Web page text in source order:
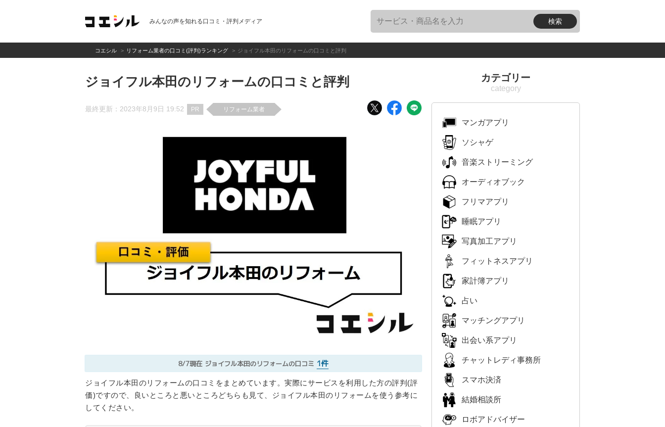
みんなの声を知れる口コミ・評判メディア
コエシル リフォーム業者の口コミ(評判)ランキング ジョイフル本田のリフォームの口コミと評判
ジョイフル本田のリフォームの口コミと評判
最終更新：2023年8月9日 19:52 PR リフォーム業者
8/7現在 ジョイフル本田のリフォームの口コミ 1件
ジョイフル本田のリフォームの口コミをまとめています。実際にサービスを利用した方の評判(評
価)ですので、良いところと悪いところどちらも見て、ジョイフル本田のリフォームを使う参考に
してください。
カテゴリー
マンガアプリ
ソシャゲ
音楽ストリーミング
オーディオブック
フリマアプリ
睡眠アプリ
写真加工アプリ
フィットネスアプリ
家計簿アプリ
占い
マッチングアプリ
出会い系アプリ
チャットレディ事務所
スマホ決済
結婚相談所
ロボアドバイザー